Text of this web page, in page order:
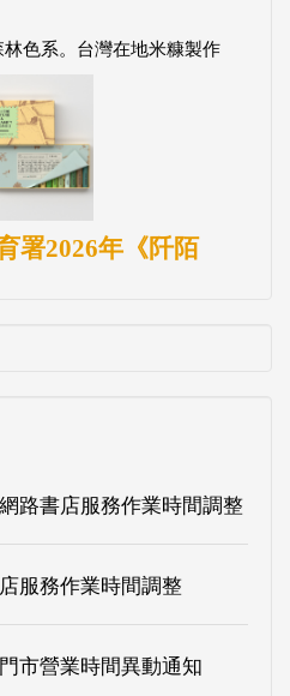
色系。台灣在地米糠製作
署2026年《阡陌
路書店服務作業時間調整
服務作業時間調整
市營業時間異動通知